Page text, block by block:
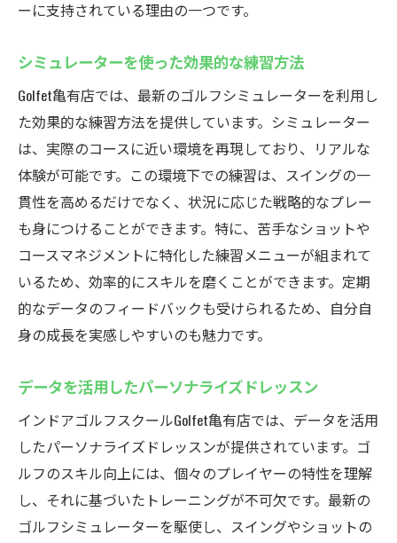
ーに支持されている理由の一つです。
シミュレーターを使った効果的な練習方法
Golfet亀有店では、最新のゴルフシミュレーターを利用し
た効果的な練習方法を提供しています。シミュレーター
は、実際のコースに近い環境を再現しており、リアルな
体験が可能です。この環境下での練習は、スイングの一
貫性を高めるだけでなく、状況に応じた戦略的なプレー
も身につけることができます。特に、苦手なショットや
コースマネジメントに特化した練習メニューが組まれて
いるため、効率的にスキルを磨くことができます。定期
的なデータのフィードバックも受けられるため、自分自
身の成長を実感しやすいのも魅力です。
データを活用したパーソナライズドレッスン
インドアゴルフスクールGolfet亀有店では、データを活用
したパーソナライズドレッスンが提供されています。ゴ
ルフのスキル向上には、個々のプレイヤーの特性を理解
し、それに基づいたトレーニングが不可欠です。最新の
ゴルフシミュレーターを駆使し、スイングやショットの